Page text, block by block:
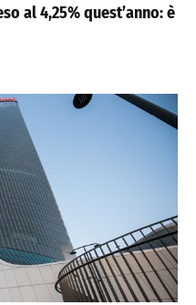
al 4,25% quest’anno: è